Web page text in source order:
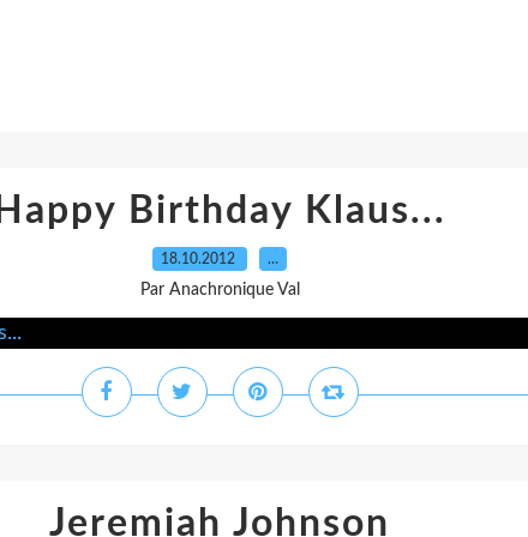
Happy Birthday Klaus...
18.10.2012 …
Par Anachronique Val
Jeremiah Johnson